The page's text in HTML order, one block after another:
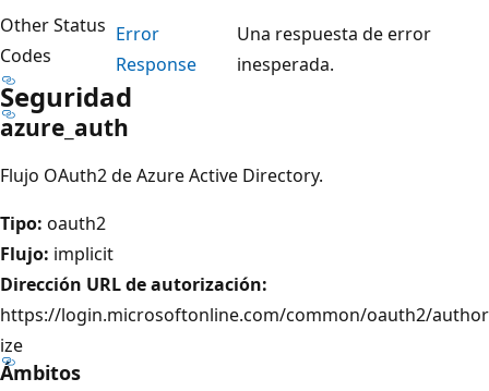
Other Status
Codes
Error
Response
Una respuesta de error
inesperada.
Seguridad
azure_auth
Flujo OAuth2 de Azure Active Directory.
Tipo: oauth2
Flujo: implicit
Dirección URL de autorización:
https://login.microsoftonline.com/common/oauth2/author
ize
Ámbitos